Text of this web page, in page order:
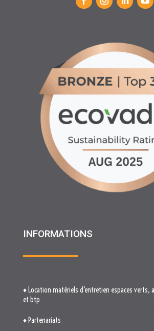
INFORMATIONS
♦ Location matériels d’entretien espaces verts,
et btp
♦ Partenariats